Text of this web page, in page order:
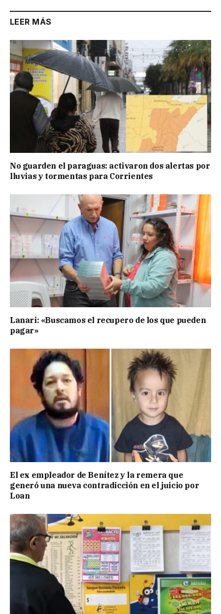
LEER MÁS
No guarden el paraguas: activaron dos alertas por
lluvias y tormentas para Corrientes
Lanari: «Buscamos el recupero de los que pueden
pagar»
El ex empleador de Benítez y la remera que
generó una nueva contradicción en el juicio por
Loan